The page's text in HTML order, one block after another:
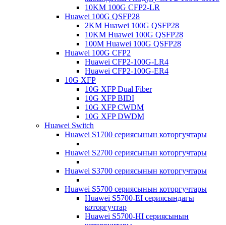
10KM 100G CFP2-LR
Huawei 100G QSFP28
2KM Huawei 100G QSFP28
10KM Huawei 100G QSFP28
100M Huawei 100G QSFP28
Huawei 100G CFP2
Huawei CFP2-100G-LR4
Huawei CFP2-100G-ER4
10G XFP
10G XFP Dual Fiber
10G XFP BIDI
10G XFP CWDM
10G XFP DWDM
Huawei Switch
Huawei S1700 сериясынын которгучтары
Huawei S2700 сериясынын которгучтары
Huawei S3700 сериясынын которгучтары
Huawei S5700 сериясынын которгучтары
Huawei S5700-EI сериясындагы
которгучтар
Huawei S5700-HI сериясынын